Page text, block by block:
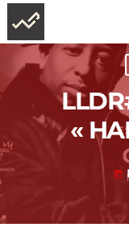
«
today